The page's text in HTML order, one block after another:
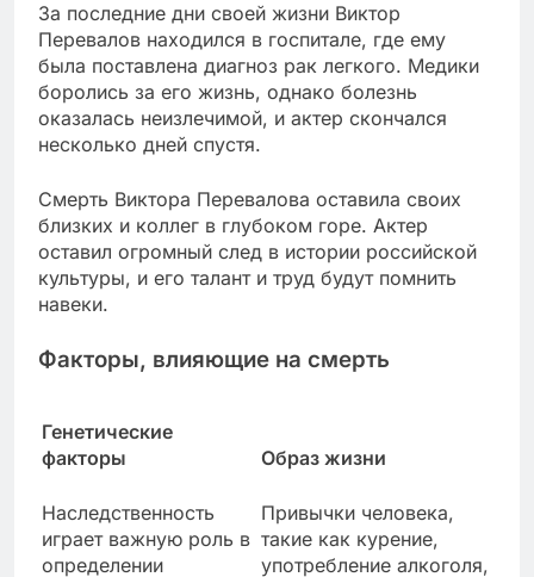
За последние дни своей жизни Виктор
Перевалов находился в госпитале, где ему
была поставлена диагноз рак легкого. Медики
боролись за его жизнь, однако болезнь
оказалась неизлечимой, и актер скончался
несколько дней спустя.
Смерть Виктора Перевалова оставила своих
близких и коллег в глубоком горе. Актер
оставил огромный след в истории российской
культуры, и его талант и труд будут помнить
навеки.
Факторы, влияющие на смерть
Генетические
факторы
Наследственность
играет важную роль в
определении
Образ жизни
Привычки человека,
такие как курение,
употребление алкоголя,